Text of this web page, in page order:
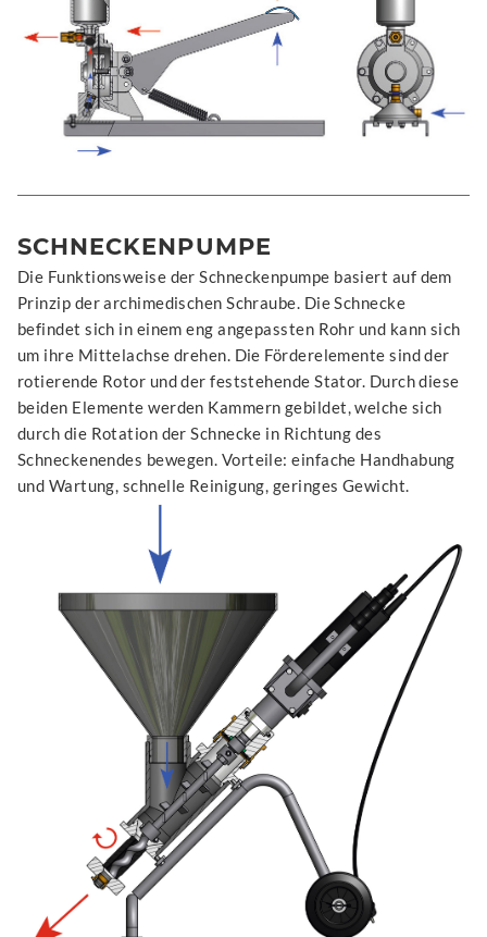
SCHNECKENPUMPE
Die Funktionsweise der Schneckenpumpe basiert auf dem
Prinzip der archimedischen Schraube. Die Schnecke
befindet sich in einem eng angepassten Rohr und kann sich
um ihre Mittelachse drehen. Die Förder­elemente sind der
rotierende Rotor und der feststehende Stator. Durch diese
beiden Elemente werden Kammern gebildet, welche sich
durch die Rotation der Schnecke in Richtung des
Schneckenendes bewegen. Vorteile: einfache Handhabung
und Wartung, schnelle Reinigung, geringes Gewicht.